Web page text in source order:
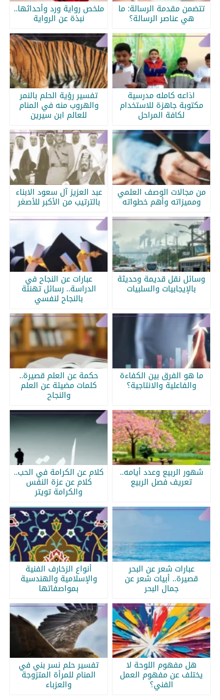
تتضمن مقدمة الرسالة: ما
هي عناصر الرسالة؟
ملخص رواية ورد وأحداثها..
نبذة عن الرواية
اذاعه كامله مدرسية
مكتوبة جاهزة للاستخدام
لكافة المراحل
تفسير رؤية الحلم بالنمر
والهروب منه في المنام
للعالم ابن سيرين
من مجالات الوصف العلمي
ومميزاته وأهم خطواته
عبد العزيز آل سعود الابناء
بالترتيب من الأكبر للأصغر
وسائل نقل قديمة وحديثة
بالإيجابيات والسلبيات
عبارات عن النجاح في
الدراسة.. رسائل تهنئة
بالنجاح لنفسي
ما هو الفرق بين الكفاءة
والفاعلية والانتاجية؟
حكمة عن العلم قصيرة..
كلمات مضيئة عن العلم
والنجاح
شهور الربيع وعدد أيامه..
تعريف فصل الربيع
كلام عن الكرامة في الحب..
كلام عن عزة النفس
والكرامة تويتر
عبارات شعر عن البحر
قصيرة.. أبيات شعر عن
جمال البحر
أنواع الزخارف الفنية
والإسلامية والهندسية
بمواصفاتها
هل مفهوم اللوحة لا
يختلف عن مفهوم العمل
الفني؟
تفسير حلم نسر بني في
المنام للمرأة المتزوجة
والعزباء